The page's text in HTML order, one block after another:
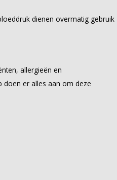
dienen overmatig gebruik
allergieën en
doen er alles aan om deze